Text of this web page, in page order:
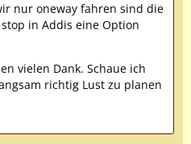
nur oneway fahren sind die
in Addis eine Option
vielen Dank. Schaue ich
richtig Lust zu planen